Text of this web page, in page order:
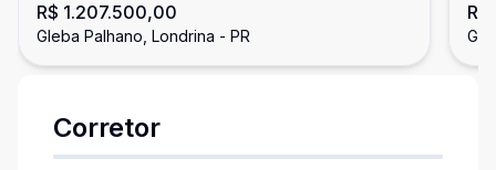
R$ 1.207.500,00
Gleba Palhano, Londrina - PR
Corretor